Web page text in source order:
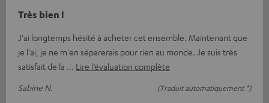
Très bien !
J'ai longtemps hésité à acheter cet ensemble. Maintenant que
je l'ai, je ne m'en séparerais pour rien au monde. Je suis très
satisfait de la
Lire l’évaluation complète
Sabine N.
(Traduit automatiquement *)